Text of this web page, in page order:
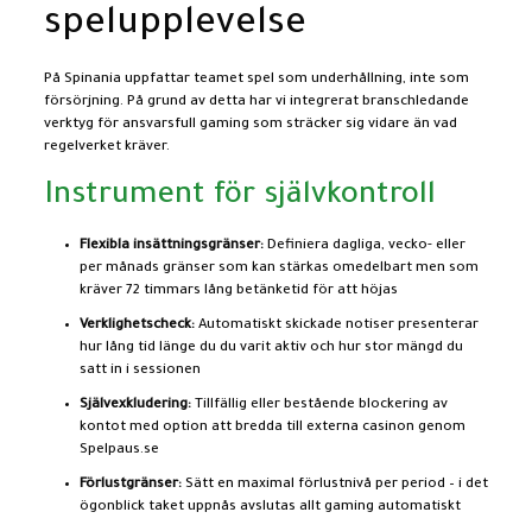
spelupplevelse
På Spinania uppfattar teamet spel som underhållning, inte som
försörjning. På grund av detta har vi integrerat branschledande
verktyg för ansvarsfull gaming som sträcker sig vidare än vad
regelverket kräver.
Instrument för självkontroll
Flexibla insättningsgränser:Definiera dagliga, vecko- eller
per månads gränser som kan stärkas omedelbart men som
kräver 72 timmars lång betänketid för att höjas
Verklighetscheck:Automatiskt skickade notiser presenterar
hur lång tid länge du du varit aktiv och hur stor mängd du
satt in i sessionen
Självexkludering:Tillfällig eller bestående blockering av
kontot med option att bredda till externa casinon genom
Spelpaus.se
Förlustgränser:Sätt en maximal förlustnivå per period – i det
ögonblick taket uppnås avslutas allt gaming automatiskt